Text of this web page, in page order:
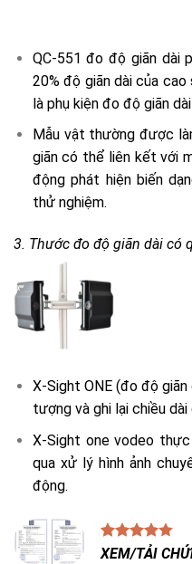
QC-551 đo độ giãn dài
20% độ giãn dài của cao
là phụ kiện đo độ giãn
Mẫu vật thường được
giãn có thể liên kết với
động phát hiện biến
thử nghiệm.
3. Thước đo độ giãn dài có
X-Sight ONE (đo độ
tượng và ghi lại chiều
X-Sight one vodeo
qua xử lý hình ảnh
động.
XEM/TẢI